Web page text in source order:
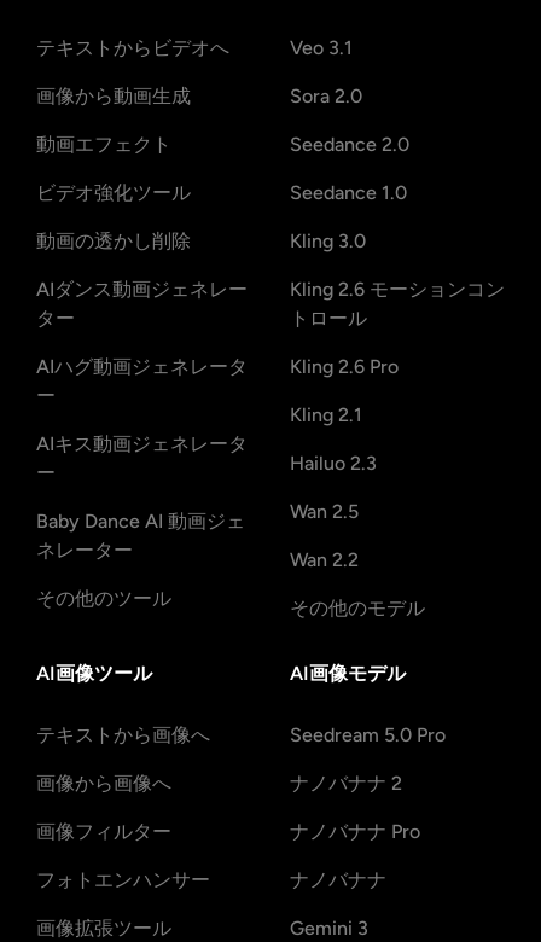
テキストからビデオへ
画像から動画生成
動画エフェクト
ビデオ強化ツール
動画の透かし削除
AIダンス動画ジェネレー
ター
AIハグ動画ジェネレータ
ー
AIキス動画ジェネレータ
ー
Baby Dance AI 動画ジェ
ネレーター
その他のツール
Veo 3.1
Sora 2.0
Seedance 2.0
Seedance 1.0
Kling 3.0
Kling 2.6 モーションコン
トロール
Kling 2.6 Pro
Kling 2.1
Hailuo 2.3
Wan 2.5
Wan 2.2
その他のモデル
AI画像ツール
テキストから画像へ
画像から画像へ
画像フィルター
フォトエンハンサー
画像拡張ツール
AI画像モデル
Seedream 5.0 Pro
ナノバナナ 2
ナノバナナ Pro
ナノバナナ
Gemini 3